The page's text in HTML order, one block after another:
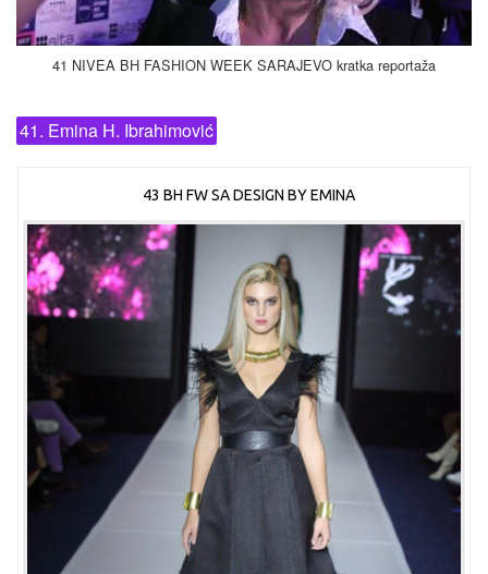
41 NIVEA BH FASHION WEEK SARAJEVO kratka reportaža
41. Emina H. Ibrahimović
43 BH FW SA DESIGN BY EMINA